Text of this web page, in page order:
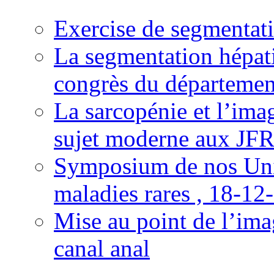
Exercise de
La segmentation
congrès du
La sarcopénie et
sujet moderne aux
Symposium de nos
maladies rares , 18-
Mise au point de
canal anal